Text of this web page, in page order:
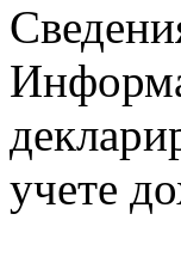
учете